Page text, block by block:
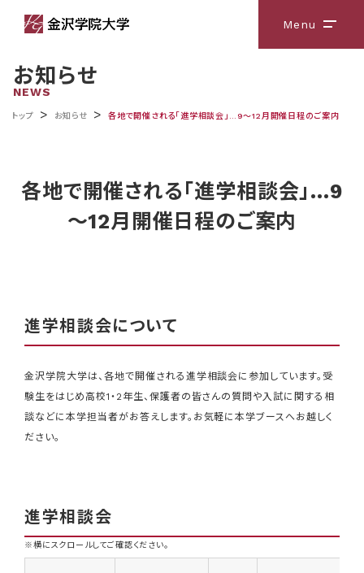
Menu メニ
お知らせ
NEWS
トップ > お知らせ > 各地で開催される｢進学相談会｣…9～12月開催日程のご案内
各地で開催される｢進学相談会｣…9
～12月開催日程のご案内
進学相談会について
金沢学院大学は、各地で開催される進学相談会に参加しています。受
験生をはじめ高校1・2年生、保護者の皆さんの質問や入試に関する相
談などに本学担当者がお答えします。お気軽に本学ブースへお越しく
ださい。
進学相談会
※横にスクロールしてご確認ください。